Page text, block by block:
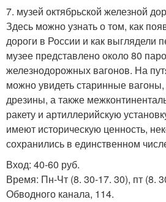
7. музей октябрьской железной
Здесь можно узнать о том, как
дороги в России и как выглядели
музее представлено около 80
железнодорожных вагонов. На
можно увидеть старинные вагоны,
дрезины, а также
ракету и артиллерийскую
имеют историческую ценность,
сохранились в единственном
Вход: 40-60 руб.
Время: Пн-Чт (8. 30-17. 30), пт (8.
Обводного канала, 114.